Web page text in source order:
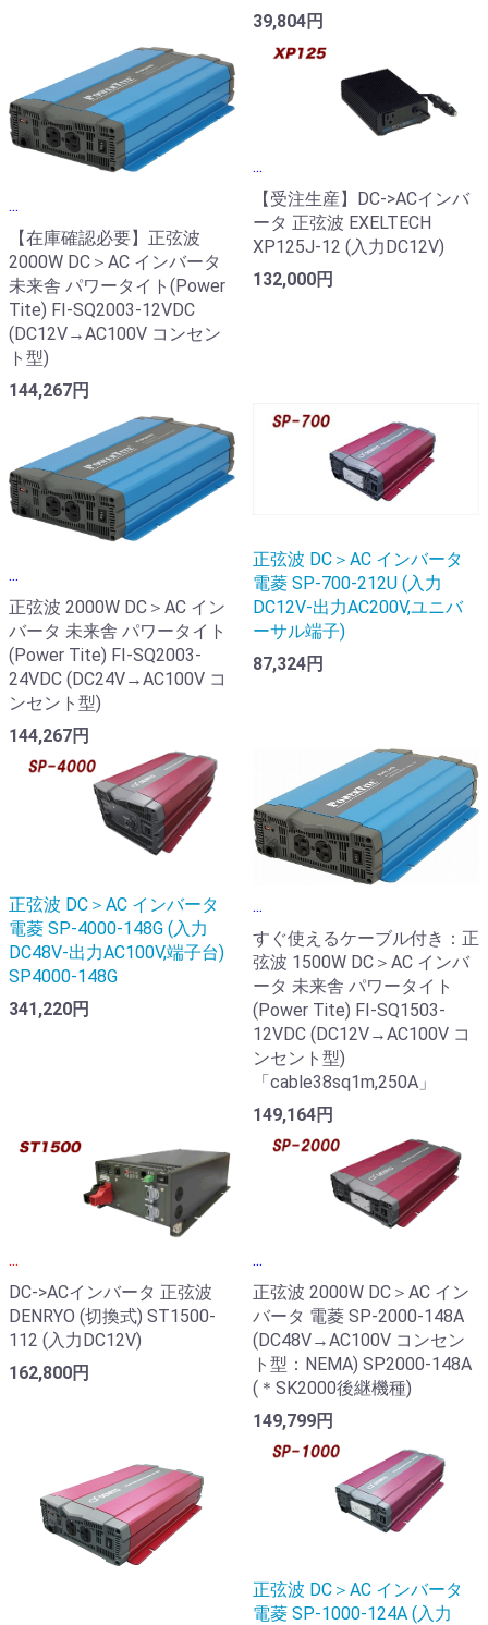
39,804円
...
【在庫確認必要】正弦波
2000W DC＞AC インバータ
未来舎 パワータイト(Power
Tite) FI-SQ2003-12VDC
(DC12V→AC100V コンセン
ト型)
144,267円
...
【受注生産】DC->ACインバ
ータ 正弦波 EXELTECH
XP125J-12 (入力DC12V)
132,000円
...
正弦波 2000W DC＞AC イン
バータ 未来舎 パワータイト
(Power Tite) FI-SQ2003-
24VDC (DC24V→AC100V コ
ンセント型)
144,267円
正弦波 DC＞AC インバータ
電菱 SP-700-212U (入力
DC12V-出力AC200V,ユニバ
ーサル端子)
87,324円
正弦波 DC＞AC インバータ
電菱 SP-4000-148G (入力
DC48V-出力AC100V,端子台)
SP4000-148G
341,220円
...
すぐ使えるケーブル付き：正
弦波 1500W DC＞AC インバ
ータ 未来舎 パワータイト
(Power Tite) FI-SQ1503-
12VDC (DC12V→AC100V コ
ンセント型)
「cable38sq1m,250A」
149,164円
...
DC->ACインバータ 正弦波
DENRYO (切換式) ST1500-
112 (入力DC12V)
162,800円
...
正弦波 2000W DC＞AC イン
バータ 電菱 SP-2000-148A
(DC48V→AC100V コンセン
ト型：NEMA) SP2000-148A
(＊SK2000後継機種)
149,799円
正弦波 DC＞AC インバータ
電菱 SP-1000-124A (入力